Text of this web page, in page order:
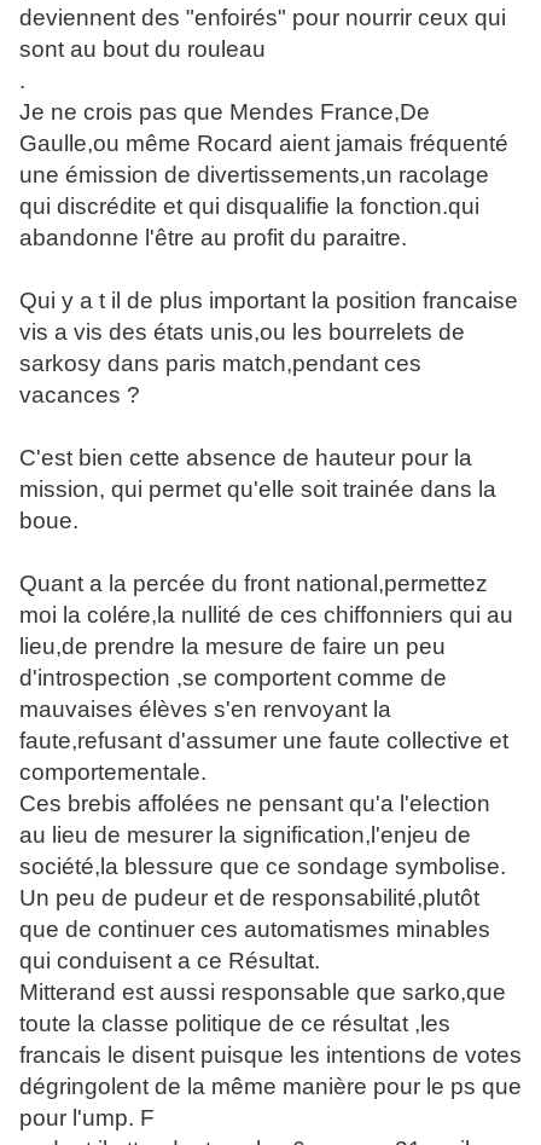
deviennent des "enfoirés" pour nourrir ceux qui
sont au bout du rouleau
.
Je ne crois pas que Mendes France,De
Gaulle,ou même Rocard aient jamais fréquenté
une émission de divertissements,un racolage
qui discrédite et qui disqualifie la fonction.qui
abandonne l'être au profit du paraitre.
Qui y a t il de plus important la position francaise
vis a vis des états unis,ou les bourrelets de
sarkosy dans paris match,pendant ces
vacances ?
C'est bien cette absence de hauteur pour la
mission, qui permet qu'elle soit trainée dans la
boue.
Quant a la percée du front national,permettez
moi la colére,la nullité de ces chiffonniers qui au
lieu,de prendre la mesure de faire un peu
d'introspection ,se comportent comme de
mauvaises élèves s'en renvoyant la
faute,refusant d'assumer une faute collective et
comportementale.
Ces brebis affolées ne pensant qu'a l'election
au lieu de mesurer la signification,l'enjeu de
société,la blessure que ce sondage symbolise.
Un peu de pudeur et de responsabilité,plutôt
que de continuer ces automatismes minables
qui conduisent a ce Résultat.
Mitterand est aussi responsable que sarko,que
toute la classe politique de ce résultat ,les
francais le disent puisque les intentions de votes
dégringolent de la même manière pour le ps que
pour l'ump. F